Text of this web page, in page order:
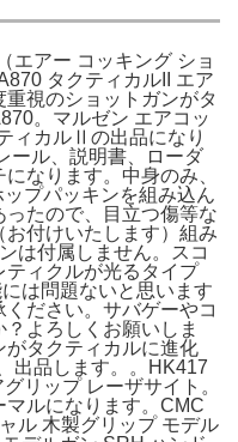
エアー コッキング ショ
タクティカルII エア
視のショットガンがタ
。マルゼン エアコッ
ィカルⅡの出品になり
ール、説明書、ローダ
なります。中身のみ、
プパッキンを組み込ん
たので、目立つ傷等な
お付けいたします）組み
は付属しません。スコ
ティクルが光るタイプ
は問題ないと思います
ださい。サバゲーやコ
よろしくお願いしま
タクティカルに進化
出品します。。HK417
リップ レーザサイト。
マルになります。CMC
ル 木製グリップ モデル